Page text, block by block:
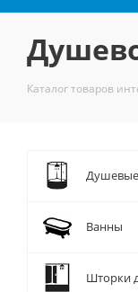
Каталог товаров
Душевые
Ванны
Шторки